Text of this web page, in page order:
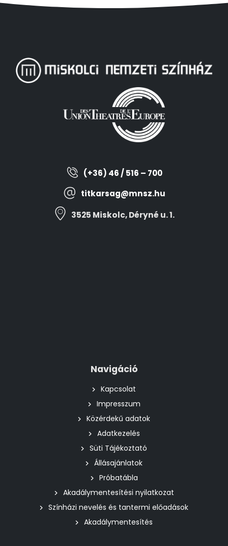
(+36) 46 / 516 – 700
titkarsag@mnsz.hu
3525 Miskolc, Déryné u. 1.
Navigáció
Kapcsolat
Impresszum
Közérdekű adatok
Adatkezelés
Süti Tájékoztató
Állásajánlatok
Próbatábla
Akadálymentesítési nyilatkozat
Színházi nevelés és tantermi előadások
Akadálymentesítés